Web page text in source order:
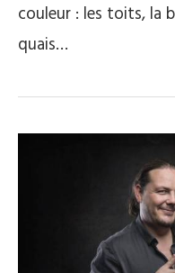
couleur : les toits, la
quais…